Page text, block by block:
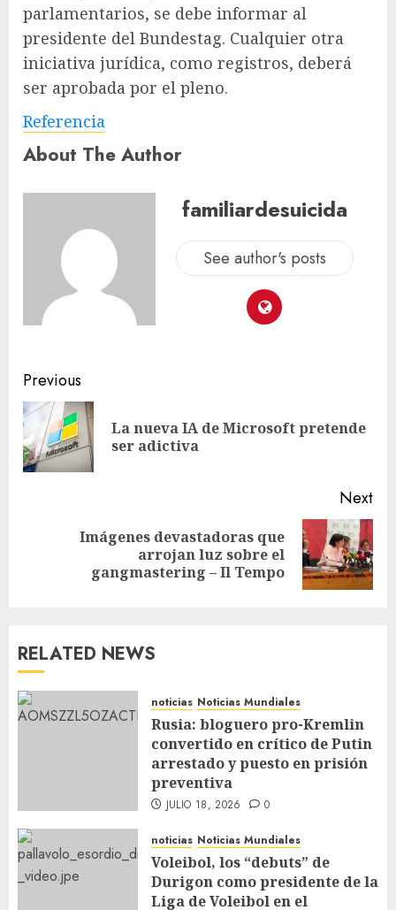
parlamentarios, se debe informar al
presidente del Bundestag. Cualquier otra
iniciativa jurídica, como registros, deberá
ser aprobada por el pleno.
Referencia
About The Author
familiardesuicida
See author's posts
Previous
La nueva IA de Microsoft pretende
ser adictiva
Next
Imágenes devastadoras que
arrojan luz sobre el
gangmastering – Il Tempo
RELATED NEWS
noticias Noticias Mundiales
Rusia: bloguero pro-Kremlin
convertido en crítico de Putin
arrestado y puesto en prisión
preventiva
JULIO 18, 2026 0
noticias Noticias Mundiales
Voleibol, los “debuts” de
Durigon como presidente de la
Liga de Voleibol en el